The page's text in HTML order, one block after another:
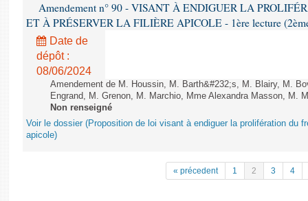
Amendement n° 90 - VISANT À ENDIGUER LA
ET À PRÉSERVER LA FILIÈRE APICOLE - 1ère lecture
Date de
dépôt :
08/06/2024
Amendement de M. Houssin, M. Barth&#232;s, M. Blairy, M.
Engrand, M. Grenon, M. Marchio, Mme Alexandra Masson, M.
Non renseigné
Voir le dossier (Proposition de loi visant à endiguer la prolifération du
apicole)
« précedent 1 2 3 4